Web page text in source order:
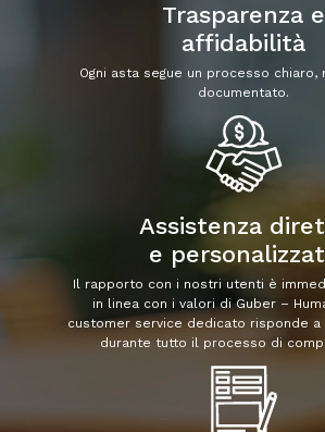
Trasparenza e
affidabilità
Ogni asta segue un processo chiaro,
documentato.
Assistenza
e
Il rapporto con i nostri utenti è
in linea con i valori di Guber –
customer service dedicato risponde a
durante tutto il processo di